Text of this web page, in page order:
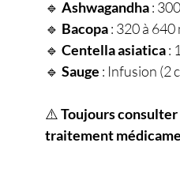
🔹 Ashwagandha :
🔹 Bacopa : 320 à 640
🔹 Centella asiatica :
🔹 Sauge : Infusion (2
⚠️ Toujours consulter
traitement